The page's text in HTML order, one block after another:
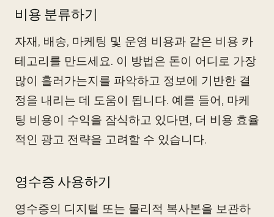
비용 분류하기
자재, 배송, 마케팅 및 운영 비용과 같은 비용 카
테고리를 만드세요. 이 방법은 돈이 어디로 가장
많이 흘러가는지를 파악하고 정보에 기반한 결
정을 내리는 데 도움이 됩니다. 예를 들어, 마케
팅 비용이 수익을 잠식하고 있다면, 더 비용 효율
적인 광고 전략을 고려할 수 있습니다.
영수증 사용하기
영수증의 디지털 또는 물리적 복사본을 보관하